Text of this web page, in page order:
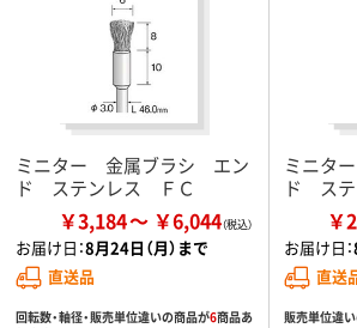
ミニター 金属ブラシ エン
ド ステンレス ＦＣ
￥3,184 ￥6,044
お届け日：8月24日（月）まで
直送品
回転数・軸径・販売単位違いの商品が6商品あ
ミニタ
ド ス
￥
お届け日：
直送
販売単位違